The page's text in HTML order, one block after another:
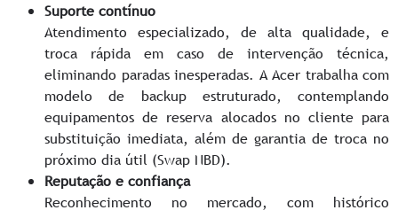
Suporte contínuo
Atendimento especializado, de alta qualidade, e
troca rápida em caso de intervenção técnica,
eliminando paradas inesperadas. A Acer trabalha com
modelo de backup estruturado, contemplando
equipamentos de reserva alocados no cliente para
substituição imediata, além de garantia de troca no
próximo dia útil (Swap NBD).
Reputação e confiança
Reconhecimento no mercado, com histórico